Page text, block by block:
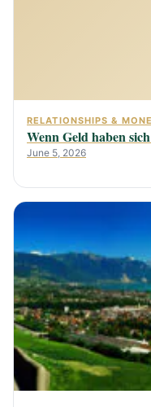
RELATIONSHIPS &
Wenn Geld haben
June 5, 2026